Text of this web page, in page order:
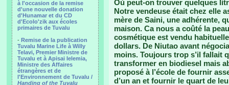
à l'occasion de la remise
d'une nouvelle donation
d'Hunamar et du CD
d'Ecolo'zik aux écoles
primaires de Tuvalu
- Remise de la publication
Tuvalu Marine Life à Willy
Telavi, Premier Ministre de
Tuvalu et à Apisai Ielemia,
Ministre des Affaires
étrangères et de
l'Environnement de Tuvalu /
Handing of the Tuvalu
Où peut-on trouver quelques
Notre vendeuse était chez elle
mère de Saini, une adhérente,
maison. Ca nous a coûté la
cosmétique est vendu
dollars. De Niutao avant
moins. Toujours trop s’il fallait
transformer en biodiesel mais
proposé à l’école de fournir
d’un an et fournir le quart de